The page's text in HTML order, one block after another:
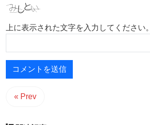
上に表示された文字を入力してください。
« Prev